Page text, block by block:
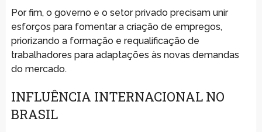
Por fim, o governo e o setor privado precisam unir
esforços para fomentar a criação de empregos,
priorizando a formação e requalificação de
trabalhadores para adaptações às novas demandas
do mercado.
INFLUÊNCIA INTERNACIONAL NO
BRASIL